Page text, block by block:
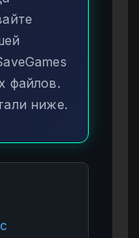
файлов.
ниже.